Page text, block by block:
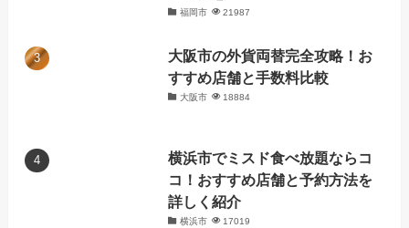
福岡市 21987
大阪市の外貨両替完全攻略！お
すすめ店舗と手数料比較
大阪市 18884
横浜市でミスド食べ放題ならコ
コ！おすすめ店舗と予約方法を
詳しく紹介
横浜市 17019